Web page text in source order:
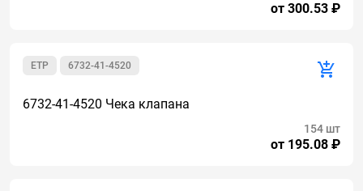
от 300.53 ₽
6732-41-4520
ETP
6732-41-4520 Чека клапана
от 195.08 ₽
154 шт